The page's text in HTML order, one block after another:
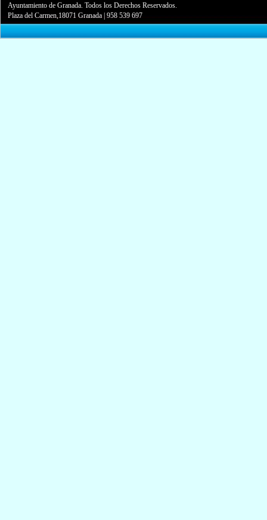
Ayuntamiento de Granada. Todos los Derechos Reservados.
Plaza del Carmen,18071 Granada |958 539 697